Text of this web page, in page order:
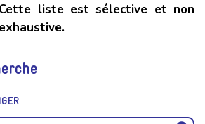
Cette liste estsélective et non
exhaustive.